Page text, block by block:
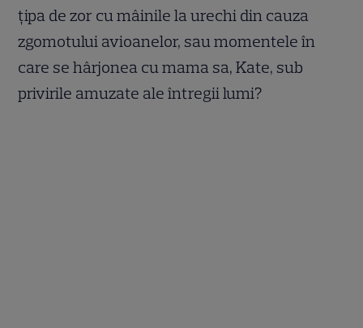
țipa de zor cu mâinile la urechi din cauza
zgomotului avioanelor, sau momentele în
care se hârjonea cu mama sa, Kate, sub
privirile amuzate ale întregii lumi?